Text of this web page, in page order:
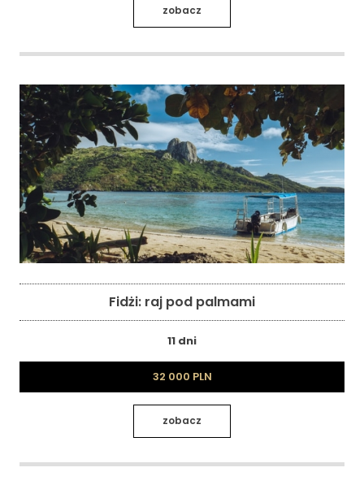
zobacz
Fidżi: raj pod palmami
11 dni
32 000 PLN
zobacz